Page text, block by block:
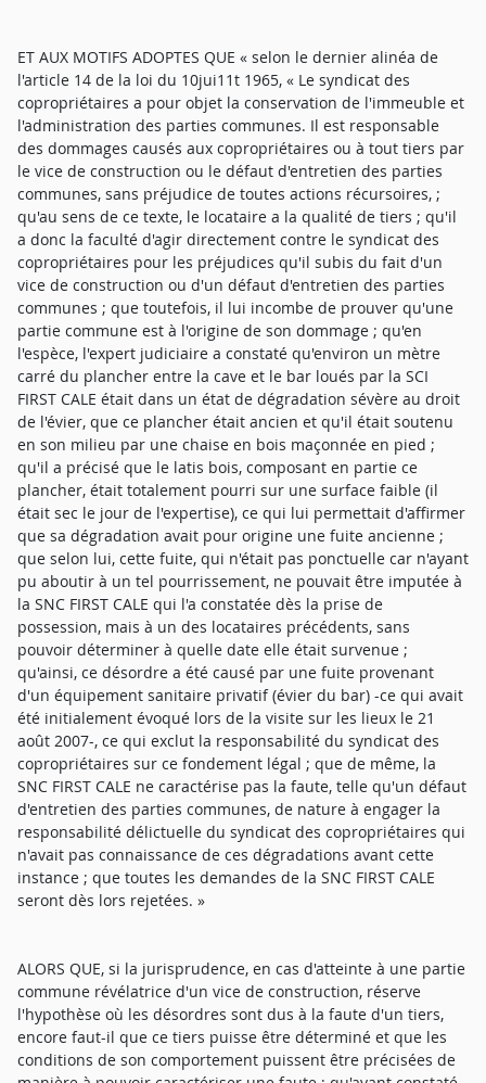
ET AUX MOTIFS ADOPTES QUE « selon le dernier alinéa de
l'article 14 de la loi du 10jui11t 1965, « Le syndicat des
copropriétaires a pour objet la conservation de l'immeuble et
l'administration des parties communes. Il est responsable
des dommages causés aux copropriétaires ou à tout tiers par
le vice de construction ou le défaut d'entretien des parties
communes, sans préjudice de toutes actions récursoires, ;
qu'au sens de ce texte, le locataire a la qualité de tiers ; qu'il
a donc la faculté d'agir directement contre le syndicat des
copropriétaires pour les préjudices qu'il subis du fait d'un
vice de construction ou d'un défaut d'entretien des parties
communes ; que toutefois, il lui incombe de prouver qu'une
partie commune est à l'origine de son dommage ; qu'en
l'espèce, l'expert judiciaire a constaté qu'environ un mètre
carré du plancher entre la cave et le bar loués par la SCI
FIRST CALE était dans un état de dégradation sévère au droit
de l'évier, que ce plancher était ancien et qu'il était soutenu
en son milieu par une chaise en bois maçonnée en pied ;
qu'il a précisé que le latis bois, composant en partie ce
plancher, était totalement pourri sur une surface faible (il
était sec le jour de l'expertise), ce qui lui permettait d'affirmer
que sa dégradation avait pour origine une fuite ancienne ;
que selon lui, cette fuite, qui n'était pas ponctuelle car n'ayant
pu aboutir à un tel pourrissement, ne pouvait être imputée à
la SNC FIRST CALE qui l'a constatée dès la prise de
possession, mais à un des locataires précédents, sans
pouvoir déterminer à quelle date elle était survenue ;
qu'ainsi, ce désordre a été causé par une fuite provenant
d'un équipement sanitaire privatif (évier du bar) -ce qui avait
été initialement évoqué lors de la visite sur les lieux le 21
août 2007-, ce qui exclut la responsabilité du syndicat des
copropriétaires sur ce fondement légal ; que de même, la
SNC FIRST CALE ne caractérise pas la faute, telle qu'un défaut
d'entretien des parties communes, de nature à engager la
responsabilité délictuelle du syndicat des copropriétaires qui
n'avait pas connaissance de ces dégradations avant cette
instance ; que toutes les demandes de la SNC FIRST CALE
seront dès lors rejetées. »
ALORS QUE, si la jurisprudence, en cas d'atteinte à une partie
commune révélatrice d'un vice de construction, réserve
l'hypothèse où les désordres sont dus à la faute d'un tiers,
encore faut-il que ce tiers puisse être déterminé et que les
conditions de son comportement puissent être précisées de